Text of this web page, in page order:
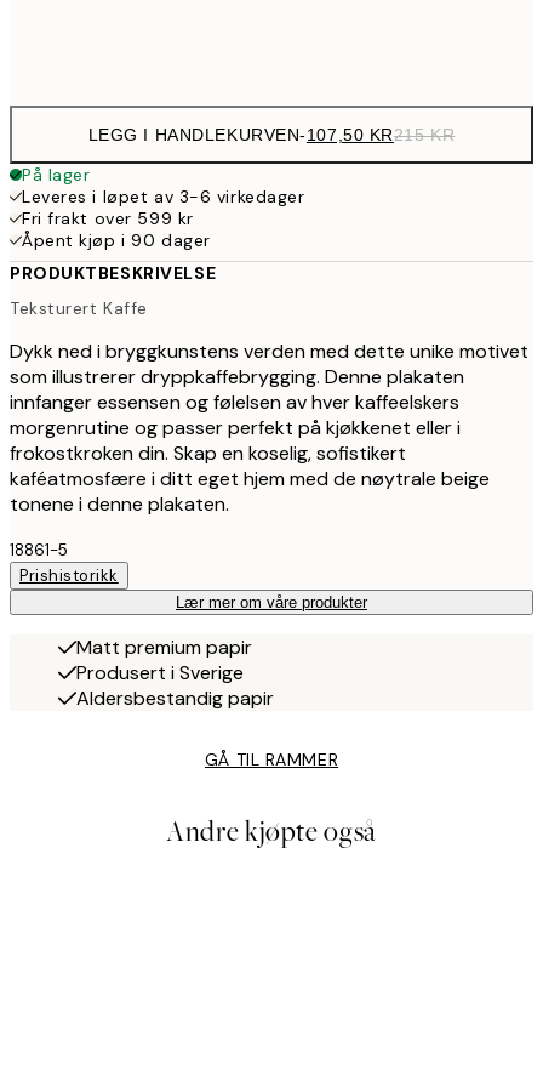
LEGG I HANDLEKURVEN-107,50 KR215 KR
På lager
Leveres i løpet av 3-6 virkedager
Fri frakt over 599 kr
Åpent kjøp i 90 dager
PRODUKTBESKRIVELSE
Teksturert Kaffe
Dykk ned i bryggkunstens verden med dette unike motivet
som illustrerer dryppkaffebrygging. Denne plakaten
innfanger essensen og følelsen av hver kaffeelskers
morgenrutine og passer perfekt på kjøkkenet eller i
frokostkroken din. Skap en koselig, sofistikert
kaféatmosfære i ditt eget hjem med de nøytrale beige
tonene i denne plakaten.
18861-5
Prishistorikk
Lær mer om våre produkter
Matt premium papir
Produsert i Sverige
Aldersbestandig papir
GÅ TIL RAMMER
Andre kjøpte også